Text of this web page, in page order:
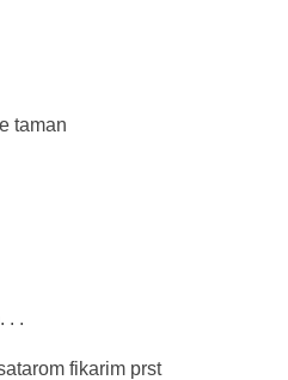
taman
. .
fikarim prst